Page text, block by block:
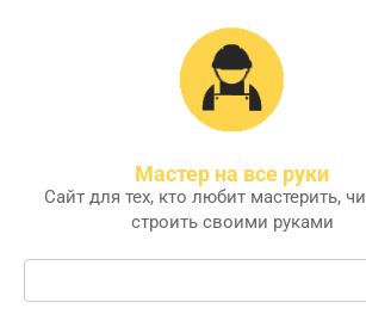
Мастер на все руки
Сайт для тех, кто любит мастерить,
строить своими руками
Поиск: